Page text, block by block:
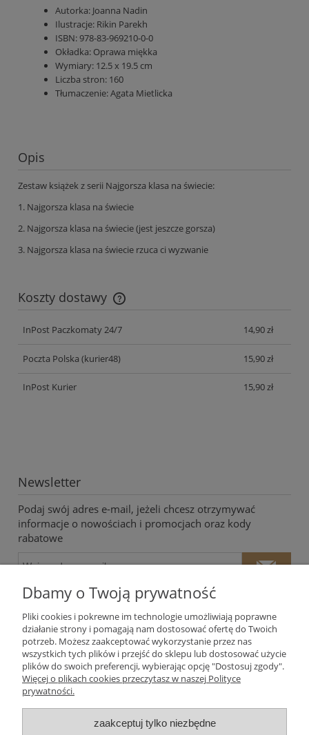
Autorka: Joanna Nadin
Ilustracje: Rikin Parekh
ISBN: 978-83-969210-0-0
Okładka: Oprawa miękka
Wymiary: 12.5 x 19.5 cm
Liczba stron: 160
Tłumaczenie:Agata Mietlicka
Opis
Zestaw książek z serii Najgorsza klasa na świecie:
1. Najgorsza klasa na świecie
2. Najgorsza klasa na świecie (jest jeszcze gorsza)
3. Najgorsza klasa na świecie rzuca ci wyzwanie
Koszty dostawy
Cena nie zawiera ewentualnych kosztów płatności
InPost Paczkomaty 24/7
14,90 zł
Poczta Polska (kurier48) 15,90 zł
InPost Kurier 15,90 zł
Newsletter
Podaj swój adres e-mail, jeżeli chcesz otrzymywać
informacje o nowościach i promocjach oraz kody
rabatowe
Twoje dane będą przetwarzane zgodnie z nasząpolityką
prywatności
Moje konto
Dbamy o Twoją prywatność
Pliki cookies i pokrewne im technologie umożliwiają poprawne
działanie strony i pomagają nam dostosować ofertę do Twoich
potrzeb. Możesz zaakceptować wykorzystanie przez nas
wszystkich tych plików i przejść do sklepu lub dostosować użycie
plików do swoich preferencji, wybierając opcję "Dostosuj zgody".
Więcej o plikach cookies przeczytasz w naszej Polityce
prywatności.
zaakceptuj tylko niezbędne